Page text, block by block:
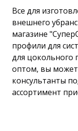
Все для
внешнего
магазине
профили для
для цокольного
оптом, вы
консультанты
ассортимент